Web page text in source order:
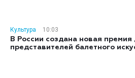
Культура
10:03
В России создана новая
представителей балетного